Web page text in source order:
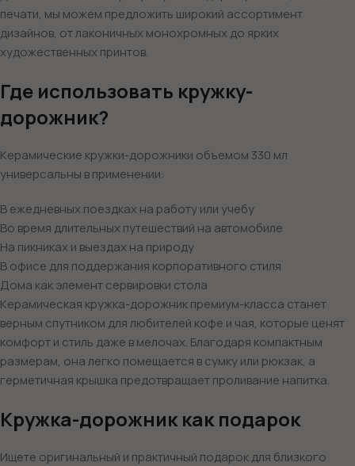
печати, мы можем предложить широкий ассортимент
дизайнов, от лаконичных монохромных до ярких
художественных принтов.
Где использовать кружку-
дорожник?
Керамические кружки-дорожники объемом 330 мл
универсальны в применении:
В ежедневных поездках на работу или учебу
Во время длительных путешествий на автомобиле
На пикниках и выездах на природу
В офисе для поддержания корпоративного стиля
Дома как элемент сервировки стола
Керамическая кружка-дорожник премиум-класса станет
верным спутником для любителей кофе и чая, которые ценят
комфорт и стиль даже в мелочах. Благодаря компактным
размерам, она легко помещается в сумку или рюкзак, а
герметичная крышка предотвращает проливание напитка.
Кружка-дорожник как подарок
Ищете оригинальный и практичный подарок для близкого